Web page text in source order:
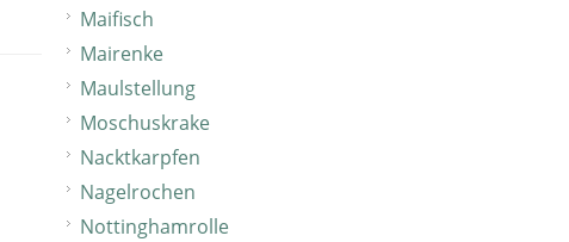
Maifisch
Mairenke
Maulstellung
Moschuskrake
Nacktkarpfen
Nagelrochen
Nottinghamrolle